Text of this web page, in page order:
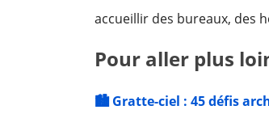
accueillir des bureaux, des
Pour aller plus
🏙️ Gratte-ciel : 45 défis